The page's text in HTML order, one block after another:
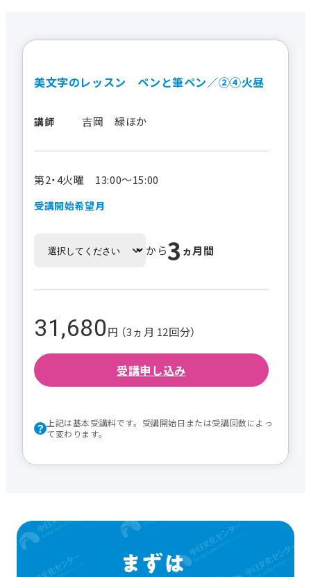
美文字のレッスン ペンと筆ペン／②④火昼
講師 吉岡 緑ほか
第2・4火曜 13:00～15:00
受講開始希望月
から3 ヵ月間
31,680円 （3ヵ月 12回分）
受講申し込み
上記は基本受講料です。受講開始日または受講回数によっ
て変わります。